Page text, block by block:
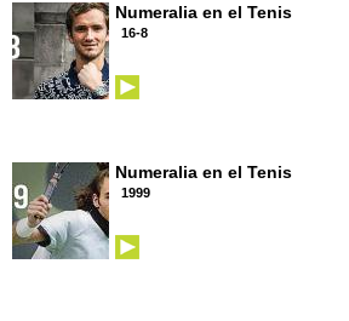
Numeralia en el Tenis
16-8
Numeralia en el Tenis
1999